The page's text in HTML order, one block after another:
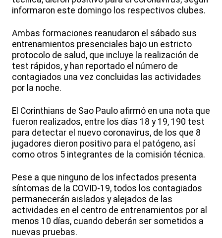
informaron este domingo los respectivos clubes.
Ambas formaciones reanudaron el sábado sus
entrenamientos presenciales bajo un estricto
protocolo de salud, que incluye la realización de
test rápidos, y han reportado el número de
contagiados una vez concluidas las actividades
por la noche.
El Corinthians de Sao Paulo afirmó en una nota que
fueron realizados, entre los días 18 y 19, 190 test
para detectar el nuevo coronavirus, de los que 8
jugadores dieron positivo para el patógeno, así
como otros 5 integrantes de la comisión técnica.
Pese a que ninguno de los infectados presenta
síntomas de la COVID-19, todos los contagiados
permanecerán aislados y alejados de las
actividades en el centro de entrenamientos por al
menos 10 días, cuando deberán ser sometidos a
nuevas pruebas.